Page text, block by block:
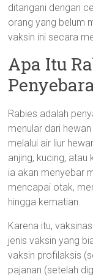
ditangani dengan
orang yang belum
vaksin ini secara
Apa Itu
Rabies adalah
menular dari
melalui air liur
anjing, kucing, atau
ia akan menyebar
mencapai otak,
hingga kematian.
Karena itu,
jenis vaksin yang
vaksin profilaksis
pajanan (setelah